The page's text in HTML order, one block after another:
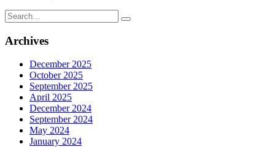
Search
for:
Archives
December 2025
October 2025
September 2025
April 2025
December 2024
September 2024
May 2024
January 2024